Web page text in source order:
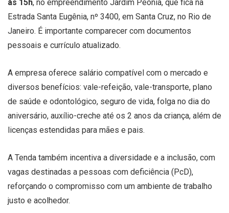
às 15h, no empreendimento Jardim Peônia, que fica na
Estrada Santa Eugênia, nº 3400, em Santa Cruz, no Rio de
Janeiro. É importante comparecer com documentos
pessoais e currículo atualizado.
A empresa oferece salário compatível com o mercado e
diversos benefícios: vale-refeição, vale-transporte, plano
de saúde e odontológico, seguro de vida, folga no dia do
aniversário, auxílio-creche até os 2 anos da criança, além de
licenças estendidas para mães e pais.
A Tenda também incentiva a diversidade e a inclusão, com
vagas destinadas a pessoas com deficiência (PcD),
reforçando o compromisso com um ambiente de trabalho
justo e acolhedor.